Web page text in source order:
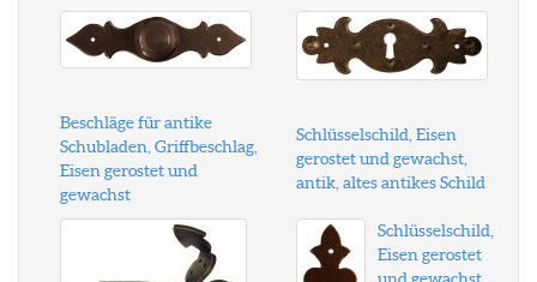
Beschläge für antike
Schubladen, Griffbeschlag,
Eisen gerostet und
gewachst
Schlüsselschild, Eisen
gerostet und gewachst,
antik, altes antikes Schild
Schlüsselschild,
Eisen gerostet